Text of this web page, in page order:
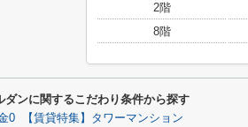
2階
8階
ダンに関するこだわり条件から探す
0 【賃貸特集】タワーマンション